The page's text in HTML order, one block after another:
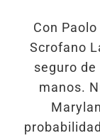
Con
Scrofano
seguro
manos.